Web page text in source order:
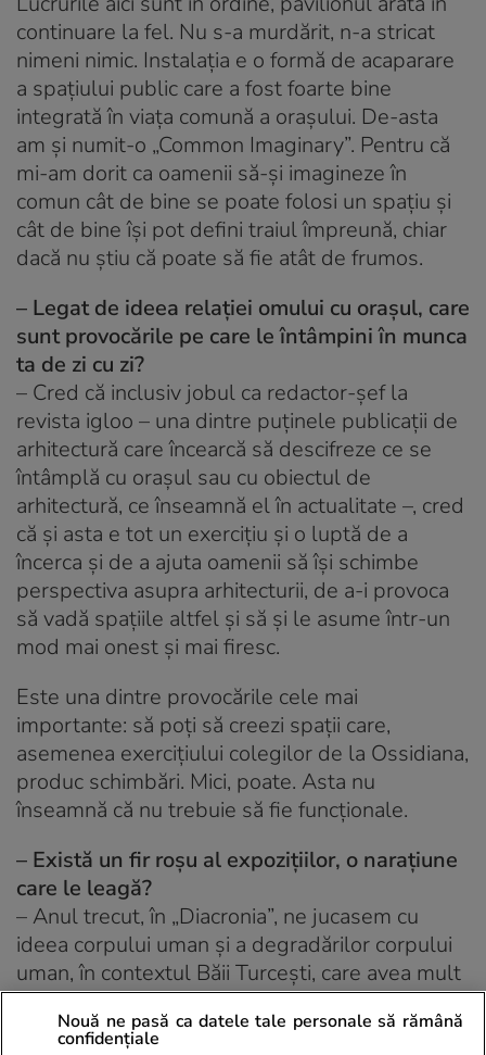
continuare la fel. Nu s-a murdărit, n-a stricat
nimeni nimic. Instalația e o formă de acaparare
a spațiului public care a fost foarte bine
integrată în viața comună a orașului. De-asta
am și numit-o „Common Imaginary”. Pentru că
mi-am dorit ca oamenii să-și imagineze în
comun cât de bine se poate folosi un spațiu și
cât de bine își pot defini traiul împreună, chiar
dacă nu știu că poate să fie atât de frumos.
– Legat de ideea relației omului cu orașul, care
sunt provocările pe care le întâmpini în munca
ta de zi cu zi?
– Cred că inclusiv jobul ca redactor-șef la
revista igloo – una dintre puținele publicații de
arhitectură care încearcă să descifreze ce se
întâmplă cu orașul sau cu obiectul de
arhitectură, ce înseamnă el în actualitate –, cred
că și asta e tot un exercițiu și o luptă de a
încerca și de a ajuta oamenii să își schimbe
perspectiva asupra arhitecturii, de a-i provoca
să vadă spațiile altfel și să și le asume într-un
mod mai onest și mai firesc.
Este una dintre provocările cele mai
importante: să poți să creezi spații care,
asemenea exercițiului colegilor de la Ossidiana,
produc schimbări. Mici, poate. Asta nu
înseamnă că nu trebuie să fie funcționale.
– Există un fir roșu al expozițiilor, o narațiune
care le leagă?
– Anul trecut, în „Diacronia”, ne jucasem cu
ideea corpului uman și a degradărilor corpului
uman, în contextul Băii Turcești, care avea mult
de-a face, istoric vorbind, cu corpul, cu pielea,
cu apa, cu spălatul, cu ritualul.
Nouă ne pasă ca datele tale personale să rămână
confidențiale